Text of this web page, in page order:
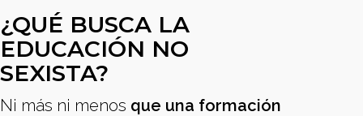
¿QUÉ BUSCA LA
EDUCACIÓN NO
SEXISTA?
Ni más ni menos que una formación